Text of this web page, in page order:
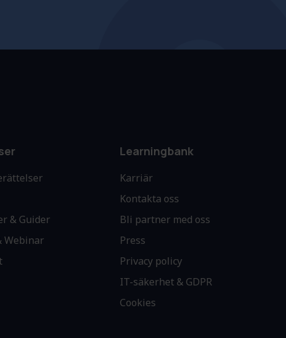
& Guider
Webinar
Learningbank
Karriär
Kontakta oss
Bli partner med oss
Press
Privacy policy
IT-säkerhet & GDPR
Cookies